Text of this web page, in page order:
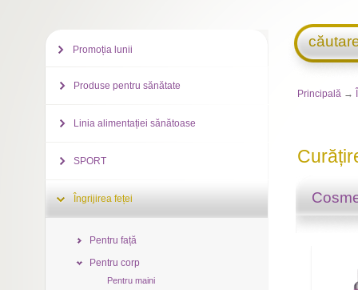
Principală →
Promoția lunii
Produse pentru sănătate
Linia alimentației sănătoase
SPORT
Îngrijirea feței
Pentru față
Pentru corp
Pentru maini